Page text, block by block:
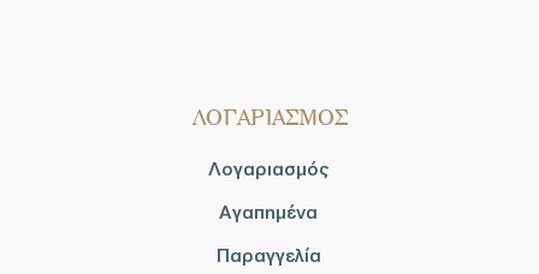
ΛΟΓΑΡΙΑΣΜΟΣ
Λογαριασμός
Αγαπημένα
Παραγγελία